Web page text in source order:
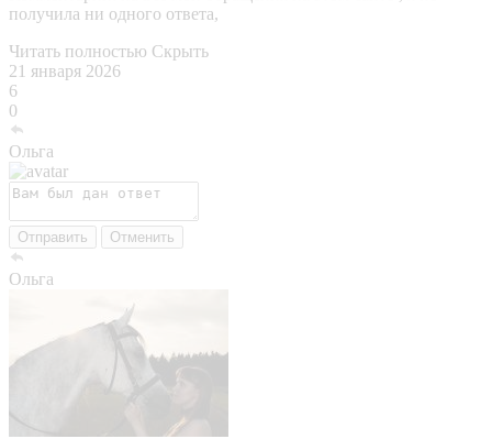
получила ни одного ответа,
Читать полностью Скрыть
21 января 2026
6
0
Ольга
Отправить Отменить
Ольга